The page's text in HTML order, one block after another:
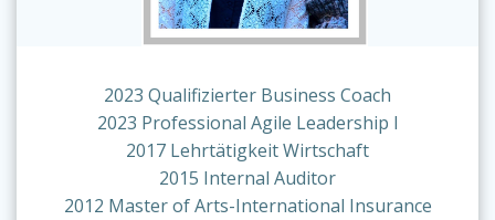
2023 Qualifizierter Business Coach
2023 Professional Agile Leadership I
2017 Lehrtätigkeit Wirtschaft
2015 Internal Auditor
2012 Master of Arts-International Insurance